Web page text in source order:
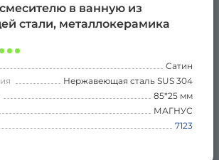
в ванную из
стали, металлокерамика
Сатин
Нержавеющая сталь SUS 304
85*25 мм
МАГНУС
7123